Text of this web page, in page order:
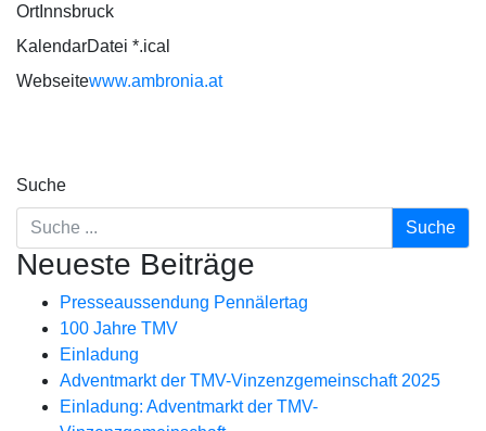
OrtInnsbruck
KalendarDatei *.ical
Webseitewww.ambronia.at
Suche
Neueste Beiträge
Presseaussendung Pennälertag
100 Jahre TMV
Einladung
Adventmarkt der TMV-Vinzenzgemeinschaft 2025
Einladung: Adventmarkt der TMV-